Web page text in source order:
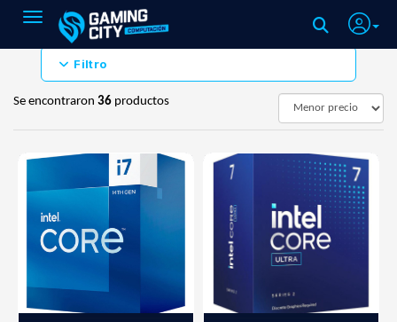
Toggle navigation
Filtro
Se encontraron 36 productos